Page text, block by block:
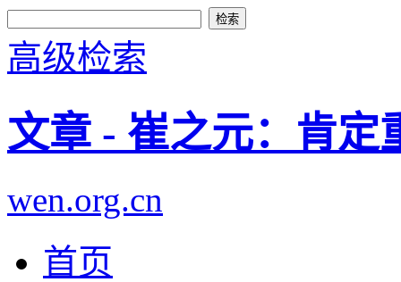
高级检索
文章 - 崔之元：肯定
wen.org.cn
首页